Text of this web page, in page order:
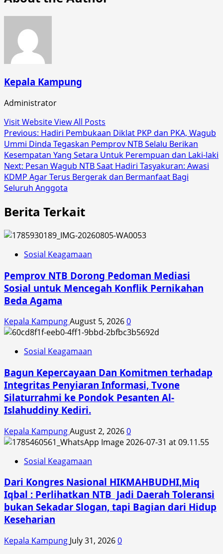
Kepala Kampung
Administrator
Visit WebsiteView All Posts
Post
navigation
Previous: Hadiri Pembukaan Diklat PKP dan PKA, Wagub
Ummi Dinda Tegaskan Pemprov NTB Selalu Berikan
Kesempatan Yang Setara Untuk Perempuan dan Laki-laki
Next: Pesan Wagub NTB Saat Hadiri Tasyakuran: Awasi
KDMP Agar Terus Bergerak dan Bermanfaat Bagi
Seluruh Anggota
Berita Terkait
Sosial Keagamaan
Pemprov NTB Dorong Pedoman Mediasi
Sosial untuk Mencegah Konflik Pernikahan
Beda Agama
Kepala KampungAugust 5, 20260
Sosial Keagamaan
Bagun Kepercayaan Dan Komitmen terhadap
Integritas Penyiaran Informasi, Tvone
Silaturrahmi ke Pondok Pesanten Al-
Islahuddiny Kediri.
Kepala KampungAugust 2, 20260
Sosial Keagamaan
Dari Kongres Nasional HIKMAHBUDHI,Miq
Iqbal : Perlihatkan NTB Jadi Daerah Toleransi
bukan Sekadar Slogan, tapi Bagian dari Hidup
Keseharian
Kepala Kampung July 31, 20260